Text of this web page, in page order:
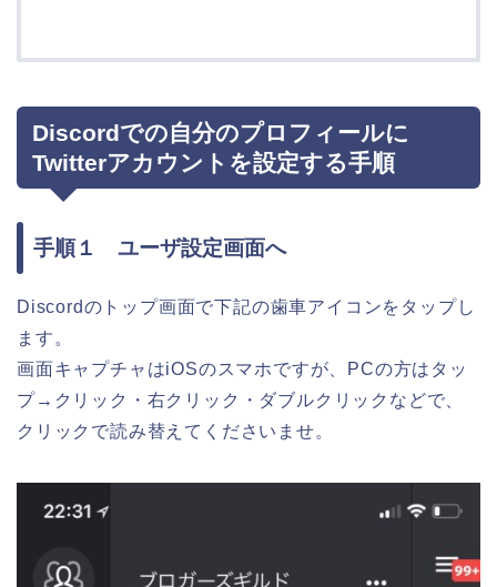
Discordでの自分のプロフィールに
Twitterアカウントを設定する手順
手順１ ユーザ設定画面へ
Discordのトップ画面で下記の歯車アイコンをタップし
ます。
画面キャプチャはiOSのスマホですが、PCの方はタッ
プ→クリック・右クリック・ダブルクリックなどで、
クリックで読み替えてくださいませ。